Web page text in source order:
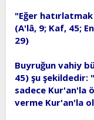
t
a
n
h
i
"Eğer
(A'lâ, 9; Kaf, 45;
29)
Buyruğun vahiy
45) şu şekildedir:
sadece Kur'an'la
verme Kur'an'la